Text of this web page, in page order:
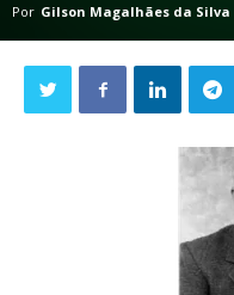
Por Gilson Magalhães da Silva